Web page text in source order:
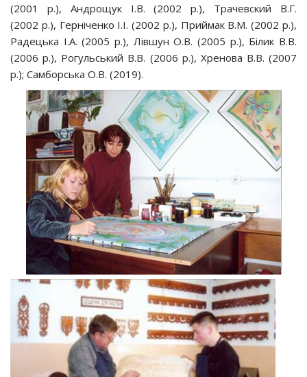
(2001 р.), Андрощук І.В. (2002 р.), Трачевский В.Г.
(2002 р.), Герніченко І.І. (2002 р.), Приймак В.М. (2002 р.),
Радецька І.А. (2005 р.), Лівшун О.В. (2005 р.), Білик В.В.
(2006 р.), Рогульський В.В. (2006 р.), Хренова В.В. (2007
р.); Самборська О.В. (2019).